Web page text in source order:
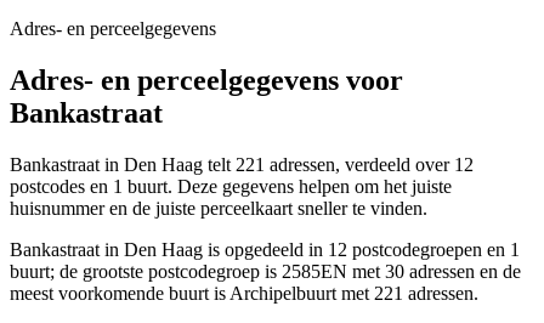
Adres- en perceelgegevens
Adres- en perceelgegevens voor
Bankastraat
Bankastraat in Den Haag telt 221 adressen, verdeeld over 12
postcodes en 1 buurt. Deze gegevens helpen om het juiste
huisnummer en de juiste perceelkaart sneller te vinden.
Bankastraat in Den Haag is opgedeeld in 12 postcodegroepen en 1
buurt; de grootste postcodegroep is 2585EN met 30 adressen en de
meest voorkomende buurt is Archipelbuurt met 221 adressen.